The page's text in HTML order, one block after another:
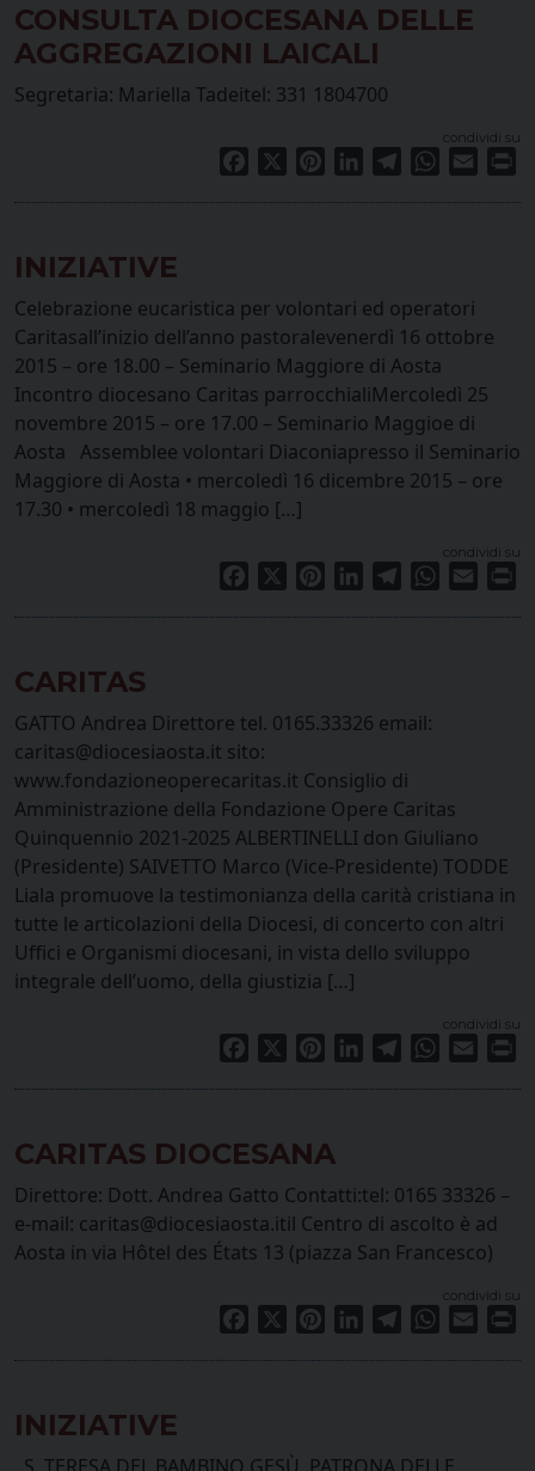
CONSULTA DIOCESANA DELLE
AGGREGAZIONI LAICALI
Segretaria: Mariella Tadeitel: 331 1804700
condividi su
Facebook PinterestLinkedInTelegramWhatsApp
Email
INIZIATIVE
Celebrazione eucaristica per volontari ed operatori
Caritasall’inizio dell’anno pastoralevenerdì 16 ottobre
2015 – ore 18.00 – Seminario Maggiore di Aosta
Incontro diocesano Caritas parrocchialiMercoledì 25
novembre 2015 – ore 17.00 – Seminario Maggioe di
Aosta Assemblee volontari Diaconiapresso il Seminario
Maggiore di Aosta • mercoledì 16 dicembre 2015 – ore
17.30 • mercoledì 18 maggio […]
condividi su
Facebook PinterestLinkedInTelegramWhatsApp
Email
CARITAS
GATTO Andrea Direttore tel. 0165.33326 email:
caritas@diocesiaosta.it sito:
www.fondazioneoperecaritas.it Consiglio di
Amministrazione della Fondazione Opere Caritas
Quinquennio 2021-2025 ALBERTINELLI don Giuliano
(Presidente) SAIVETTO Marco (Vice-Presidente) TODDE
Liala promuove la testimonianza della carità cristiana in
tutte le articolazioni della Diocesi, di concerto con altri
Uffici e Organismi diocesani, in vista dello sviluppo
integrale dell’uomo, della giustizia […]
condividi su
Facebook PinterestLinkedInTelegramWhatsApp
Email
CARITAS DIOCESANA
Direttore: Dott. Andrea Gatto Contatti:tel: 0165 33326 –
e-mail: caritas@diocesiaosta.itil Centro di ascolto è ad
Aosta in via Hôtel des États 13 (piazza San Francesco)
condividi su
Facebook PinterestLinkedInTelegramWhatsApp
Email
INIZIATIVE